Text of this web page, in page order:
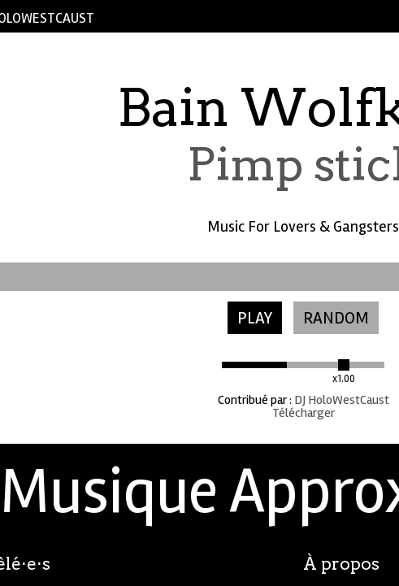
Bain
Pimp
Music For Lovers & Gangsters
PLAY RANDOM
x1.00
Contribué par: DJ HoloWestCaust
Télécharger
Musique
À propos